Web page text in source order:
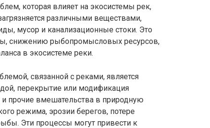
которая влияет на экосистемы рек,
различными веществами,
мусор и канализационные стоки. Это
снижению рыбопромысловых ресурсов,
в экосистеме реки.
связанной с реками, является
перекрытие или модификация
и прочие вмешательства в природную
режима, эрозии берегов, потере
Эти процессы могут привести к